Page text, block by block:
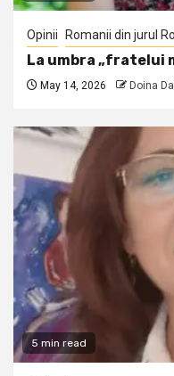
Opinii Romanii din jurul
La umbra „fratelui
May 14, 2026 Doina
5 min read